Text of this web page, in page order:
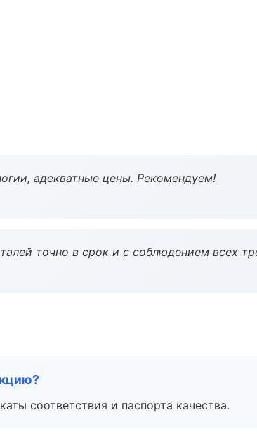
адекватные цены. Рекомендуем!
точно в срок и с соблюдением всех
соответствия и паспорта качества.